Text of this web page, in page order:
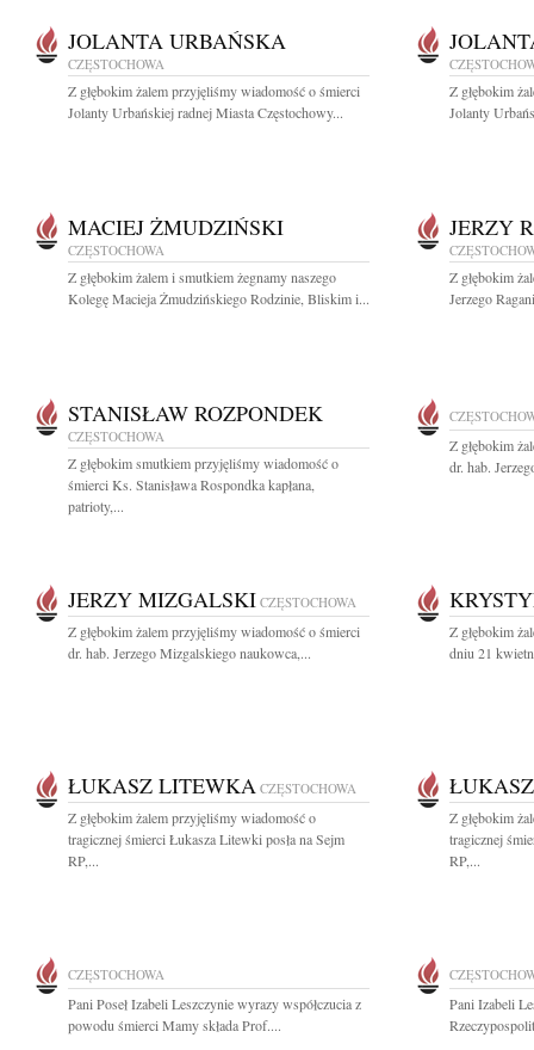
JOLANTA URBAŃSKA
CZĘSTOCHOWA
Z głębokim żalem przyjęliśmy wiadomość o śmierci
Jolanty Urbańskiej radnej Miasta Częstochowy...
Z głębokim
Jolanty
MACIEJ ŻMUDZIŃSKI
CZĘSTOCHOWA
Z głębokim żalem i smutkiem żegnamy naszego
Kolegę Macieja Żmudzińskiego Rodzinie, Bliskim i...
JERZY
Z głębokim
Jerzego
STANISŁAW ROZPONDEK
CZĘSTOCHOWA
Z głębokim smutkiem przyjęliśmy wiadomość o
śmierci Ks. Stanisława Rospondka kapłana,
patrioty,...
Z głębokim
dr. hab.
JERZY MIZGALSKI CZĘSTOCHOWA
Z głębokim żalem przyjęliśmy wiadomość o śmierci
dr. hab. Jerzego Mizgalskiego naukowca,...
Z głębokim
dniu 21
ŁUKASZ LITEWKA CZĘSTOCHOWA
Z głębokim żalem przyjęliśmy wiadomość o
tragicznej śmierci Łukasza Litewki posła na Sejm
RP,...
Z głębokim
tragicznej
RP,...
CZĘSTOCHOWA
Pani Poseł Izabeli Leszczynie wyrazy współczucia z
powodu śmierci Mamy składa Prof....
Pani Izabeli